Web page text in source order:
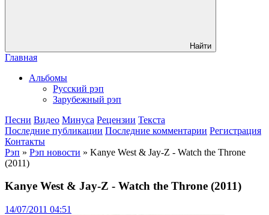
Найти
Главная
Альбомы
Русский рэп
Зарубежный рэп
Песни Видео Минуса Рецензии Текста
Последние публикации Последние комментарии Регистрация
Контакты
Рэп » Рэп новости » Kanye West & Jay-Z - Watch the Throne
(2011)
Kanye West & Jay-Z - Watch the Throne (2011)
14/07/2011 04:51